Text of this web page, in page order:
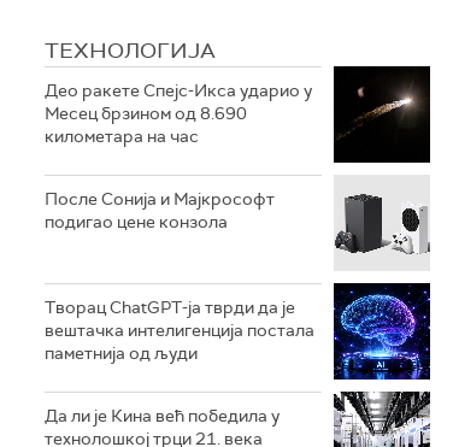
ТЕХНОЛОГИЈA
Део ракете Спејс-Икса ударио у
Месец брзином од 8.690
километара на час
После Сонија и Мајкрософт
подигао цене конзола
Творац ChatGPT-ја тврди да је
вештачка интелигенција постала
паметнија од људи
Да ли је Кина већ победила у
технолошкој трци 21. века